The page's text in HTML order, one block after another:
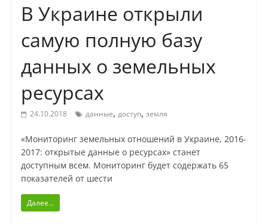
В Украине открыли
самую полную базу
данных о земельных
ресурсах
24.10.2018 данные, доступ, земля
«Мониторинг земельных отношений в Украине, 2016-
2017: открытые данные о ресурсах» станет
доступным всем. Мониторинг будет содержать 65
показателей от шести
Далее...